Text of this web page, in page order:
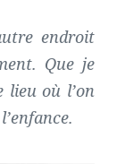
endroit
Que je
lieu où l’on